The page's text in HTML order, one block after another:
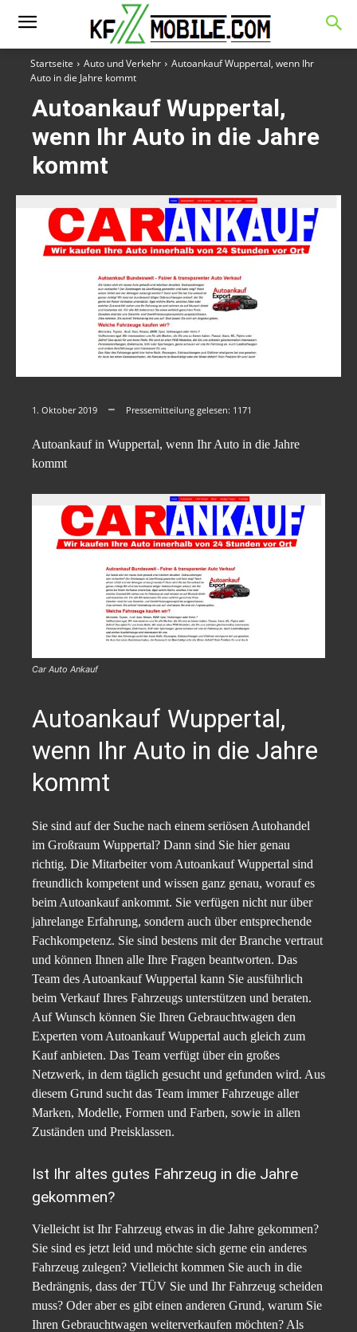
Startseite Auto und Verkehr
Autoankauf Wuppertal, wenn Ihr
Auto in die Jahre kommt
Autoankauf Wuppertal,
wenn Ihr Auto in die Jahre
kommt
1. Oktober 2019 Pressemitteilung gelesen: 1171
Autoankauf in Wuppertal, wenn Ihr Auto in die Jahre
kommt
Car Auto Ankauf
Autoankauf Wuppertal,
wenn Ihr Auto in die Jahre
kommt
Sie sind auf der Suche nach einem seriösen Autohandel
im Großraum Wuppertal? Dann sind Sie hier genau
richtig. Die Mitarbeiter vom Autoankauf Wuppertal sind
freundlich kompetent und wissen ganz genau, worauf es
beim Autoankauf ankommt. Sie verfügen nicht nur über
jahrelange Erfahrung, sondern auch über entsprechende
Fachkompetenz. Sie sind bestens mit der Branche vertraut
und können Ihnen alle Ihre Fragen beantworten. Das
Team des Autoankauf Wuppertal kann Sie ausführlich
beim Verkauf Ihres Fahrzeugs unterstützen und beraten.
Auf Wunsch können Sie Ihren Gebrauchtwagen den
Experten vom Autoankauf Wuppertal auch gleich zum
Kauf anbieten. Das Team verfügt über ein großes
Netzwerk, in dem täglich gesucht und gefunden wird. Aus
diesem Grund sucht das Team immer Fahrzeuge aller
Marken, Modelle, Formen und Farben, sowie in allen
Zuständen und Preisklassen.
Ist Ihr altes gutes Fahrzeug in die Jahre
gekommen?
Vielleicht ist Ihr Fahrzeug etwas in die Jahre gekommen?
Sie sind es jetzt leid und möchte sich gerne ein anderes
Fahrzeug zulegen? Vielleicht kommen Sie auch in die
Bedrängnis, dass der TÜV Sie und Ihr Fahrzeug scheiden
muss? Oder aber es gibt einen anderen Grund, warum Sie
Ihren Gebrauchtwagen weiterverkaufen möchten? Als